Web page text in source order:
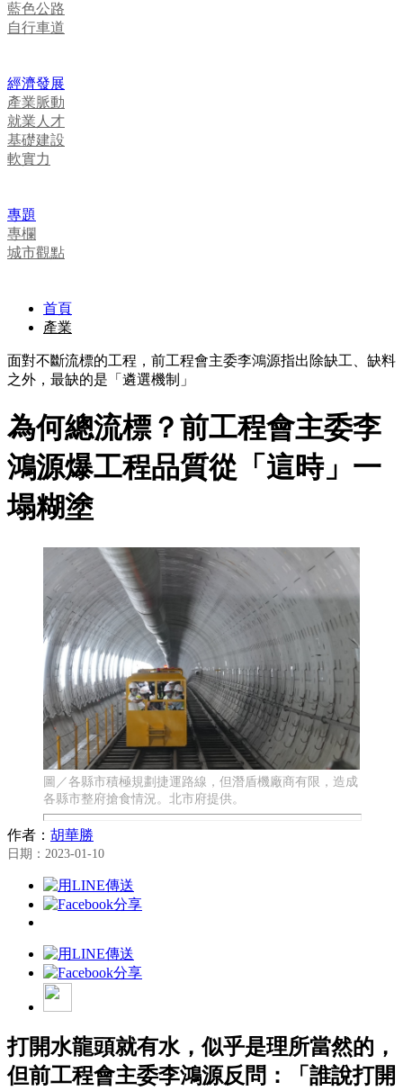
藍色公路
自行車道
經濟發展
產業脈動
就業人才
基礎建設
軟實力
專題
專欄
城市觀點
首頁
產業
面對不斷流標的工程，前工程會主委李鴻源指出除缺工、缺料
之外，最缺的是「遴選機制」
為何總流標？前工程會主委李
鴻源爆工程品質從「這時」一
塌糊塗
圖／各縣市積極規劃捷運路線，但潛盾機廠商有限，造成
各縣市整府搶食情況。北市府提供。
作者： 胡華勝
日期：2023-01-10
打開水龍頭就有水，似乎是理所當然的，
但前工程會主委李鴻源反問：「誰說打開